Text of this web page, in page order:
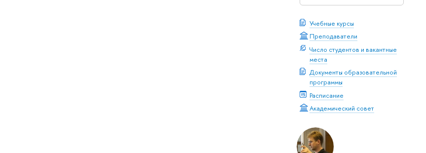
Учебные курсы
Преподаватели
Число студентов и вакантные
места
Документы образовательной
программы
Расписание
Академический совет